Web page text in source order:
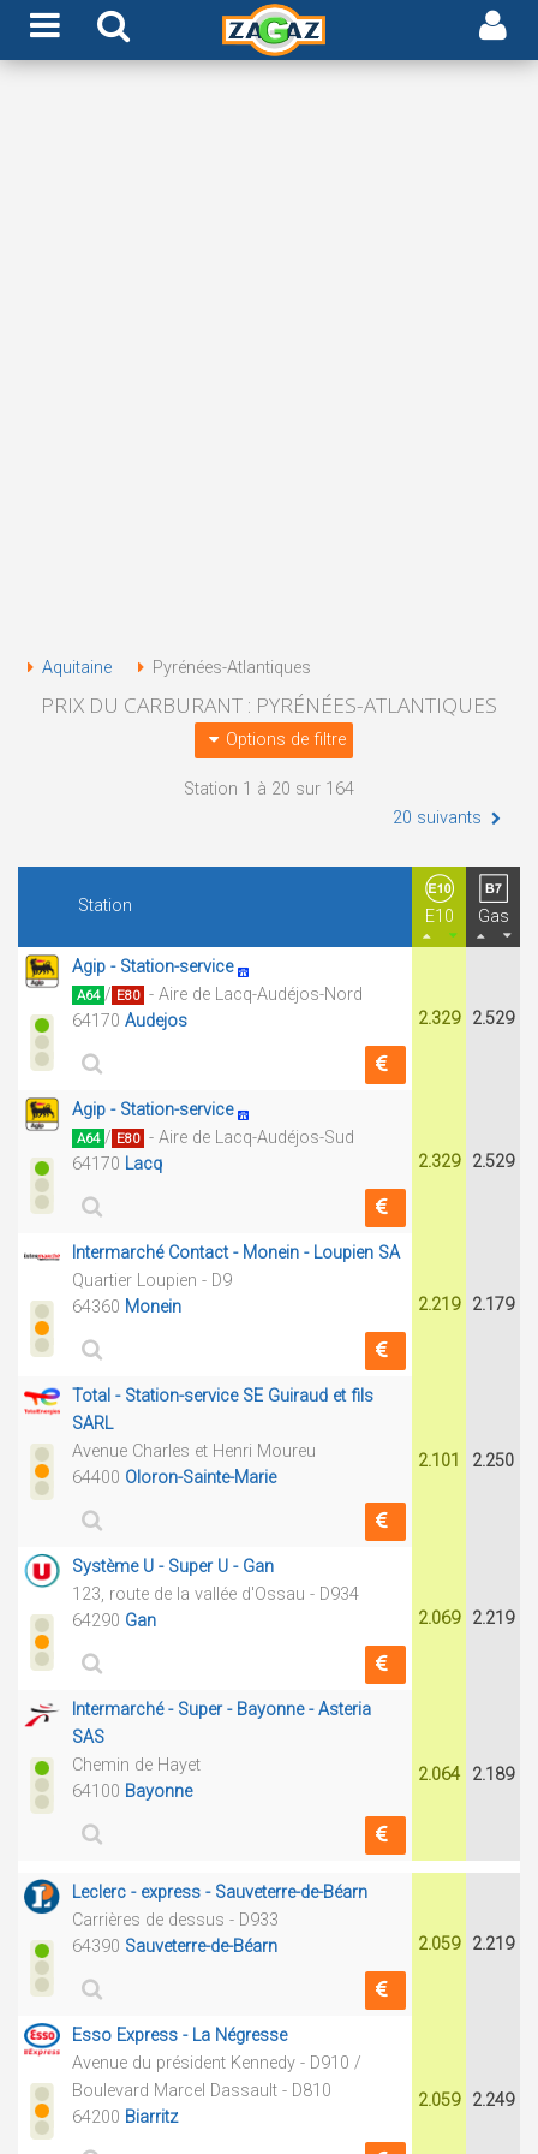
Aquitaine Pyrénées-Atlantiques
PRIX DU CARBURANT : PYRÉNÉES-ATLANTIQUES
Options de filtre
Station 1 à 20 sur 164
20 suivants
Station
E10 Gas
Agip - Station-service
A64 / E80 - Aire de Lacq-Audéjos-Nord
64170 Audejos 2.329 2.529
Agip - Station-service
A64 / E80 - Aire de Lacq-Audéjos-Sud
64170 Lacq 2.329 2.529
Intermarché Contact - Monein - Loupien SA
Quartier Loupien - D9
64360 Monein 2.219 2.179
Total - Station-service SE Guiraud et fils
SARL
Avenue Charles et Henri Moureu
64400 Oloron-Sainte-Marie
2.101 2.250
Système U - Super U - Gan
123, route de la vallée d'Ossau - D934
64290 Gan 2.069 2.219
Intermarché - Super - Bayonne - Asteria
SAS
Chemin de Hayet
64100 Bayonne
2.064 2.189
Leclerc - express - Sauveterre-de-Béarn
Carrières de dessus - D933
64390 Sauveterre-de-Béarn 2.059 2.219
Esso Express - La Négresse
Avenue du président Kennedy - D910 /
Boulevard Marcel Dassault - D810
64200 Biarritz
2.059 2.249